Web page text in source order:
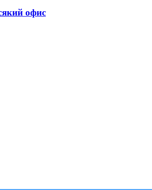
офис